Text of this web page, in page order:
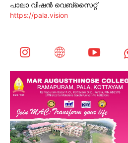
പാലാ വിഷൻ വെബ്സൈറ്റ്
https://pala.vision